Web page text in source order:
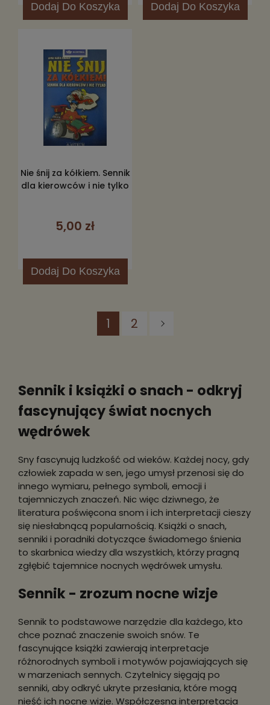
Dodaj Do Koszyka Dodaj Do Koszyka
Nie śnij za kółkiem. Sennik
dla kierowców i nie tylko
5,00 zł
Dodaj Do Koszyka
1 2
Sennik i książki o snach - odkryj
fascynujący świat nocnych
wędrówek
Sny fascynują ludzkość od wieków. Każdej nocy, gdy
człowiek zapada w sen, jego umysł przenosi się do
innego wymiaru, pełnego symboli, emocji i
tajemniczych znaczeń. Nic więc dziwnego, że
literatura poświęcona snom i ich interpretacji cieszy
się niesłabnącą popularnością. Książki o snach,
senniki i poradniki dotyczące świadomego śnienia
to skarbnica wiedzy dla wszystkich, którzy pragną
zgłębić tajemnice nocnych wędrówek umysłu.
Sennik - zrozum nocne wizje
Sennik to podstawowe narzędzie dla każdego, kto
chce poznać znaczenie swoich snów. Te
fascynujące książki zawierają interpretacje
różnorodnych symboli i motywów pojawiających się
w marzeniach sennych. Czytelnicy sięgają po
senniki, aby odkryć ukryte przesłania, które mogą
nieść ich nocne wizje. Współczesna interpretacja